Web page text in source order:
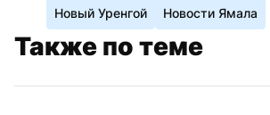
Новый Уренгой Новости Ямала
Также по теме